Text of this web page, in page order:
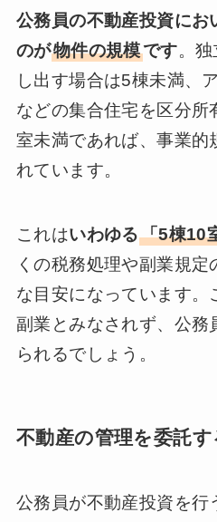
公務員の不動産投資にお
のが物件の規模です。
し出す場合は5棟未満、
などの集合住宅を区分所
室未満であれば、事業的
れています。
これはいわゆる「5棟10
くの税務処理や副業規
な目安になっています。
副業とみなされず、公務
られるでしょう。
不動産の管理を委託す
公務員が不動産投資を行